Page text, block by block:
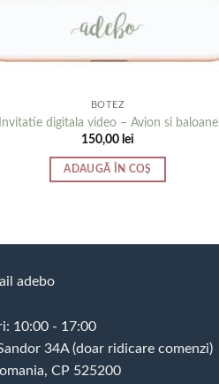
BOTEZ
Invitatie digitala video – Avion si baloane
150,00 lei
ADAUGĂ ÎN COȘ
10:00 - 17:00
34A (doar ridicare comenzi)
CP 525200